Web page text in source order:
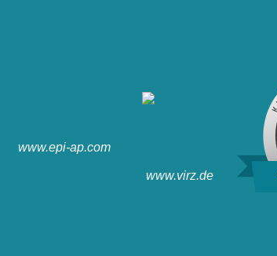
www.epi-ap.com
www.virz.de